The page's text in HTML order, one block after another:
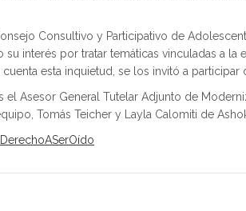
Consultivo y Participativo de
interés por tratar temáticas vinculadas a la
esta inquietud, se los invitó a participar
Asesor General Tutelar Adjunto de
Tomás Teicher y Layla Calomiti de
DerechoASerOído